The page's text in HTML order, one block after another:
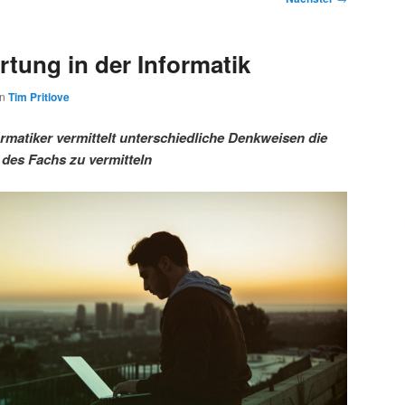
in der Informatik
Tim Pritlove
vermittelt unterschiedliche Denkweisen die
Fachs zu vermitteln